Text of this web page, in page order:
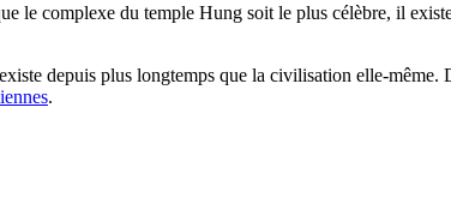
le complexe du temple Hung soit le plus célèbre, il
depuis plus longtemps que la civilisation elle-même.
.